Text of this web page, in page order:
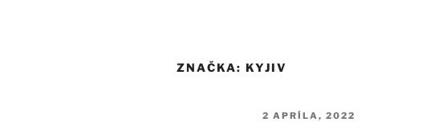
ZNAČKA: KYJIV
2 APRÍLA, 2022